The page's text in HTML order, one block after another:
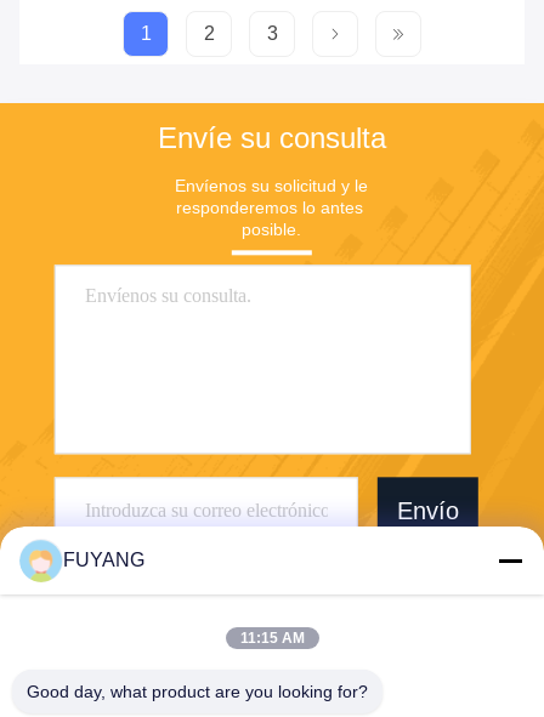
1 2 3
Envíe su consulta
Envíenos su solicitud y le
responderemos lo antes
posible.
Envío
Shenzhen FUYANG Technology Group Co.
FUYANG
11:15 AM
Good day, what product are you looking for?